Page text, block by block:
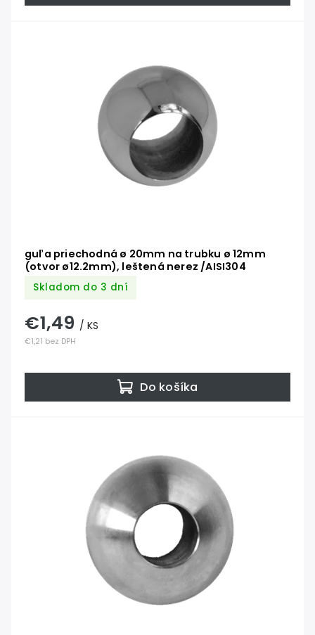
guľa priechodná ø 20mm na trubku ø 12mm
(otvor ø12.2mm), leštená nerez /AISI304
Skladom do 3 dní
€1,21 bez DPH
€1,49 / KS
Do košíka